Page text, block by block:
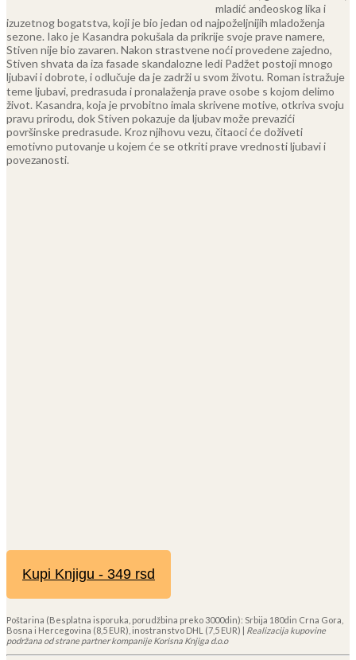
mladić anđeoskog lika i
izuzetnog bogatstva, koji je bio jedan od najpoželjnijih mladoženja
sezone. Iako je Kasandra pokušala da prikrije svoje prave namere,
Stiven nije bio zavaren. Nakon strastvene noći provedene zajedno,
Stiven shvata da iza fasade skandalozne ledi Padžet postoji mnogo
ljubavi i dobrote, i odlučuje da je zadrži u svom životu. Roman istražuje
teme ljubavi, predrasuda i pronalaženja prave osobe s kojom delimo
život. Kasandra, koja je prvobitno imala skrivene motive, otkriva svoju
pravu prirodu, dok Stiven pokazuje da ljubav može prevazići
površinske predrasude. Kroz njihovu vezu, čitaoci će doživeti
emotivno putovanje u kojem će se otkriti prave vrednosti ljubavi i
povezanosti.
Kupi Knjigu - 349 rsd
Poštarina (Besplatna isporuka, porudžbina preko 3000din): Srbija 180din Crna Gora,
Bosna i Hercegovina (8,5 EUR), inostranstvo DHL (7,5 EUR) | Realizacija kupovine
podržana od strane partner kompanije Korisna Knjiga d.o.o